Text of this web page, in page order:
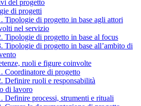
del progetto
di progetti
Tipologie di progetto in base agli attori
nel servizio
Tipologie di progetto in base al focus
Tipologie di progetto in base all’ambito di
ruoli e figure coinvolte
Coordinatore di progetto
Definire ruoli e responsabilità
di lavoro
Definire processi, strumenti e rituali